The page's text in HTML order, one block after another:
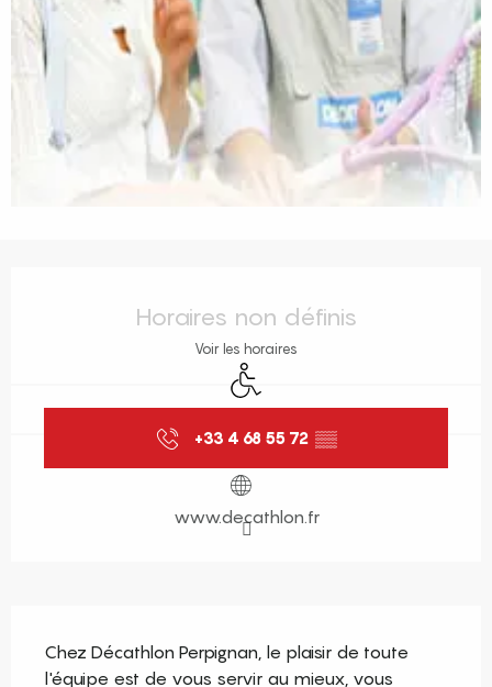
Horaires non définis
Voir les horaires
Accès handicapés
+33 4 68 55 72 ▒▒
www.decathlon.fr
Chez Décathlon Perpignan, le plaisir de toute
l'équipe est de vous servir au mieux, vous